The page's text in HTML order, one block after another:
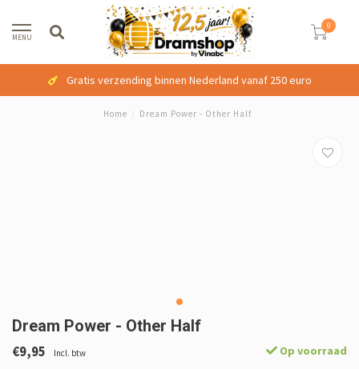
MENU
0
Gratis verzending binnen Nederland vanaf 250 euro
Home Dream Power - Other Half
Dream Power - Other Half
€9,95 Incl. btw Op voorraad